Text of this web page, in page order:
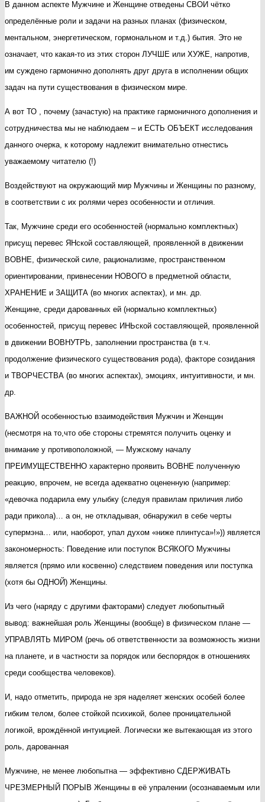
В данном аспекте Мужчине и Женщине отведены СВОИ чётко
определённые роли и задачи на разных планах (физическом,
ментальном, энергетическом, гормональном и т.д.) бытия. Это не
означает, что какая-то из этих сторон ЛУЧШЕ или ХУЖЕ, напротив,
им суждено гармонично дополнять друг друга в исполнении общих
задач на пути существования в физическом мире.
А вот ТО , почему (зачастую) на практике гармоничного дополнения и
сотрудничества мы не наблюдаем – и ЕСТЬ ОБЪЕКТ исследования
данного очерка, к которому надлежит внимательно отнестись
уважаемому читателю (!)
Воздействуют на окружающий мир Мужчины и Женщины по разному,
в соответствии с их ролями через особенности и отличия.
Так, Мужчине среди его особенностей (нормально комплектных)
присущ перевес ЯНской составляющей, проявленной в движении
ВОВНЕ, физической силе, рационализме, пространственном
ориентировании, привнесении НОВОГО в предметной области,
ХРАНЕНИЕ и ЗАЩИТА (во многих аспектах), и мн. др.
Женщине, среди дарованных ей (нормально комплектных)
особенностей, присущ перевес ИНЬской составляющей, проявленной
в движении ВОВНУТРЬ, заполнении пространства (в т.ч.
продолжение физического существования рода), факторе созидания
и ТВОРЧЕСТВА (во многих аспектах), эмоциях, интуитивности, и мн.
др.
ВАЖНОЙ особенностью взаимодействия Мужчин и Женщин
(несмотря на то,что обе стороны стремятся получить оценку и
внимание у противоположной, — Мужскому началу
ПРЕИМУЩЕСТВЕННО характерно проявить ВОВНЕ полученную
реакцию, впрочем, не всегда адекватно оцененную (например:
«девочка подарила ему улыбку (следуя правилам приличия либо
ради прикола)… а он, не откладывая, обнаружил в себе черты
супермэна… или, наоборот, упал духом «ниже плинтуса»!»)) является
закономерность: Поведение или поступок ВСЯКОГО Мужчины
является (прямо или косвенно) следствием поведения или поступка
(хотя бы ОДНОЙ) Женщины.
Из чего (наряду с другими факторами) следует любопытный
вывод: важнейшая роль Женщины (вообще) в физическом плане —
УПРАВЛЯТЬ МИРОМ (речь об ответственности за возможность жизни
на планете, и в частности за порядок или беспорядок в отношениях
среди сообщества человеков).
И, надо отметить, природа не зря наделяет женских особей более
гибким телом, более стойкой психикой, более проницательной
логикой, врождённой интуицией. Логически же вытекающая из этого
роль, дарованная
Мужчине, не менее любопытна — эффективно СДЕРЖИВАТЬ
ЧРЕЗМЕРНЫЙ ПОРЫВ Женщины в её упралении (осознаваемым или